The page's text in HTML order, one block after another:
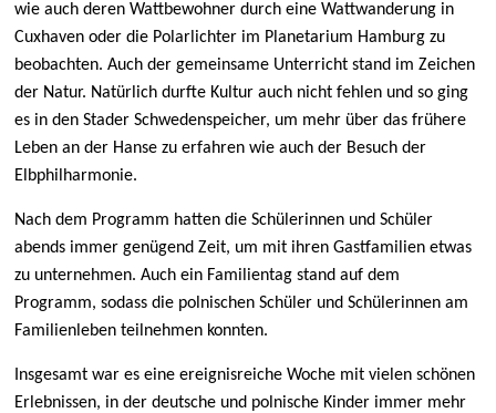
wie auch deren Wattbewohner durch eine Wattwanderung in
Cuxhaven oder die Polarlichter im Planetarium Hamburg zu
beobachten. Auch der gemeinsame Unterricht stand im Zeichen
der Natur. Natürlich durfte Kultur auch nicht fehlen und so ging
es in den Stader Schwedenspeicher, um mehr über das frühere
Leben an der Hanse zu erfahren wie auch der Besuch der
Elbphilharmonie.
Nach dem Programm hatten die Schülerinnen und Schüler
abends immer genügend Zeit, um mit ihren Gastfamilien etwas
zu unternehmen. Auch ein Familientag stand auf dem
Programm, sodass die polnischen Schüler und Schülerinnen am
Familienleben teilnehmen konnten.
Insgesamt war es eine ereignisreiche Woche mit vielen schönen
Erlebnissen, in der deutsche und polnische Kinder immer mehr